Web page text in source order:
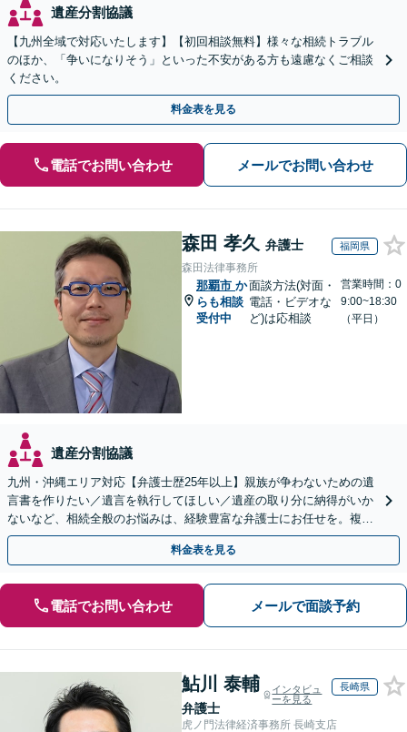
遺産分割協議
【九州全域で対応いたします】【初回相談無料】様々な相続トラブル
のほか、「争いになりそう」といった不安がある方も遠慮なくご相談
ください。
料金表を見る
電話でお問い合わせ メールでお問い合わせ
森田 孝久 弁護士 福岡県
森田法律事務所
那覇市 か
らも相談
受付中
面談方法(対面・
電話・ビデオな
ど)は応相談
営業時間：0
9:00~18:30
（平日）
遺産分割協議
九州・沖縄エリア対応【弁護士歴25年以上】親族が争わないための遺
言書を作りたい／遺言を執行してほしい／遺産の取り分に納得がいか
ないなど、相続全般のお悩みは、経験豊富な弁護士にお任せを。複雑
な問題も粘り強く対応し、解決に導きます。
料金表を見る
電話でお問い合わせ メールで面談予約
鮎川 泰輔
弁護士
インタビュ
ーを見る
長崎県
虎ノ門法律経済事務所 長崎支店